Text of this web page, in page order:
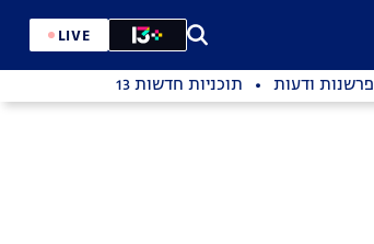
LIVE
פרשנות ודעות תוכניות חדשות 13